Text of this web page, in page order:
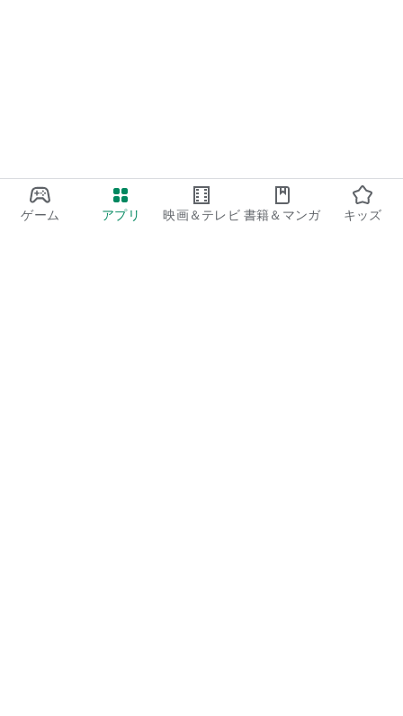
ゲーム アプリ 映画＆テレビ 書籍＆マンガ キッズ